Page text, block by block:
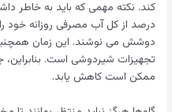
دوشش می نوشند. این زمان
تجهیزات شیردوشی است. بنابراین،
ممکن است کاهش یابد.